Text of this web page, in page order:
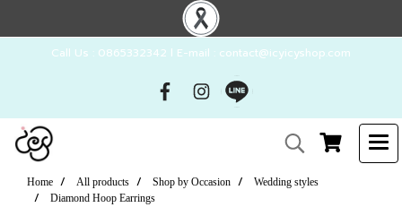
Call Us : 0865332342 l E-mail : contact@icyicyshop.com
Home All products Shop by Occasion
Wedding styles
Diamond Hoop Earrings